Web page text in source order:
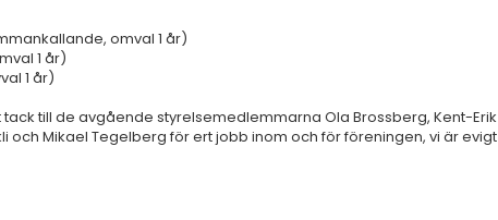
omval 1 år)
1 år)
1 år)
tack till de avgående styrelsemedlemmarna Ola Brossberg, Kent-Erik
och Mikael Tegelberg för ert jobb inom och för föreningen, vi är evigt